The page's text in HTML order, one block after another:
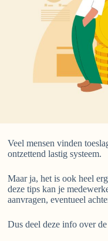
Veel mensen vinden
ontzettend lastig systeem.
Maar ja, het is ook heel
deze tips kan je
aanvragen, eventueel
Dus deel deze info over